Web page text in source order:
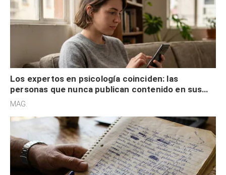
Los expertos en psicología coinciden: las
personas que nunca publican contenido en sus
redes sociales no pretenden buscar validación
MAG.